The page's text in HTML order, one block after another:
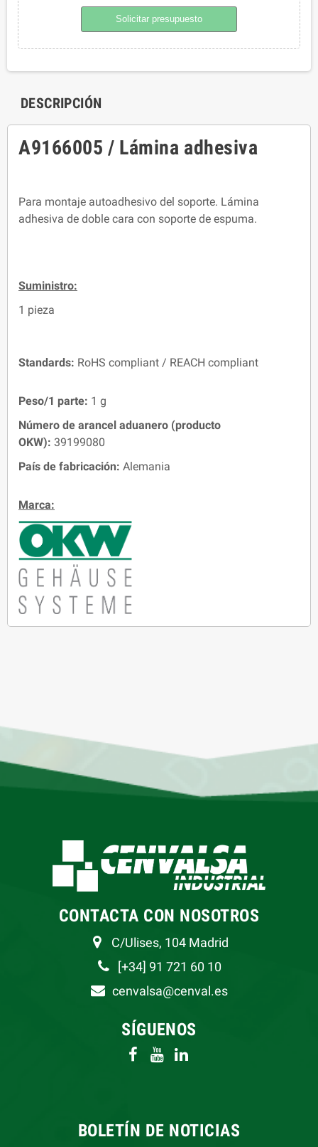
Solicitar presupuesto
DESCRIPCIÓN
A9166005 / Lámina adhesiva
Para montaje autoadhesivo del soporte. Lámina
adhesiva de doble cara con soporte de espuma.
Suministro:
1 pieza
Standards: RoHS compliant / REACH compliant
Peso/1 parte: 1 g
Número de arancel aduanero (producto
OKW): 39199080
País de fabricación: Alemania
Marca:
CONTACTA CON NOSOTROS
C/Ulises, 104 Madrid
[+34] 91 721 60 10
cenvalsa@cenval.es
SÍGUENOS
BOLETÍN DE NOTICIAS